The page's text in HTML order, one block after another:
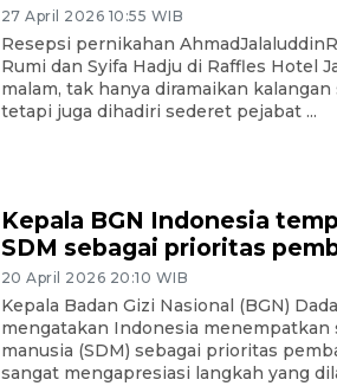
27 April 2026 10:55 WIB
Resepsi pernikahan
Rumi dan Syifa Hadju di Raffles Hotel
malam, tak hanya diramaikan
tetapi juga dihadiri sederet pejabat ...
Kepala BGN Indonesia
SDM sebagai prioritas
20 April 2026 20:10 WIB
Kepala Badan Gizi Nasional (BGN)
mengatakan Indonesia menempatkan
manusia (SDM) sebagai prioritas
sangat mengapresiasi langkah yang